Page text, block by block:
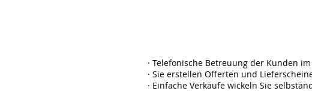
· Telefonische Betreuung der Kunden
· Sie erstellen Offerten und
· Einfache Verkäufe wickeln Sie